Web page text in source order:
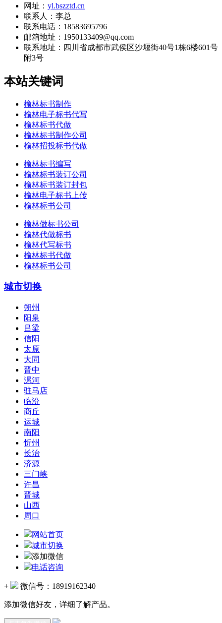
网址： yl.bszztd.cn
联系人：李总
联系电话：18583695796
邮箱地址：1950133409@qq.com
联系地址： 四川省成都市武侯区沙堰街40号1栋6楼601号
附3号
本站关键词
榆林标书制作
榆林电子标书代写
榆林标书代做
榆林标书制作公司
榆林招投标书代做
榆林标书编写
榆林标书装订公司
榆林标书装订封包
榆林电子标书上传
榆林标书公司
榆林做标书公司
榆林代做标书
榆林代写标书
榆林标书代做
榆林标书公司
城市切换
朔州
阳泉
吕梁
信阳
太原
大同
晋中
漯河
驻马店
临汾
商丘
运城
南阳
忻州
长治
济源
三门峡
许昌
晋城
山西
周口
网站首页
城市切换
添加微信
电话咨询
+ 微信号： 18919162340
添加微信好友，详细了解产品。